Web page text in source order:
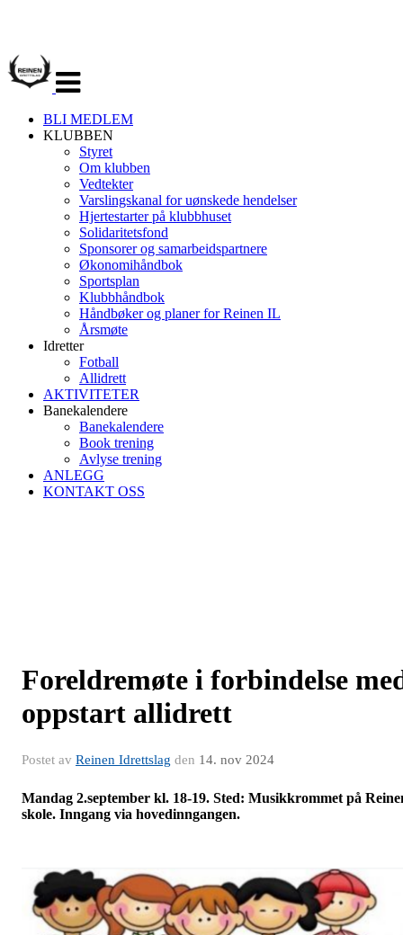
navigasjon
BLI MEDLEM
KLUBBEN
Styret
Om klubben
Vedtekter
Varslingskanal for uønskede hendelser
Hjertestarter på klubbhuset
Solidaritetsfond
Sponsorer og samarbeidspartnere
Økonomihåndbok
Sportsplan
Klubbhåndbok
Håndbøker og planer for Reinen IL
Årsmøte
Idretter
Fotball
Allidrett
AKTIVITETER
Banekalendere
Banekalendere
Book trening
Avlyse trening
ANLEGG
KONTAKT OSS
Foreldremøte i forbindelse
oppstart allidrett
Postet av Reinen Idrettslag den 14. nov 2024
Mandag 2.september kl. 18-19. Sted: Musikkrommet på
skole. Inngang via hovedinngangen.